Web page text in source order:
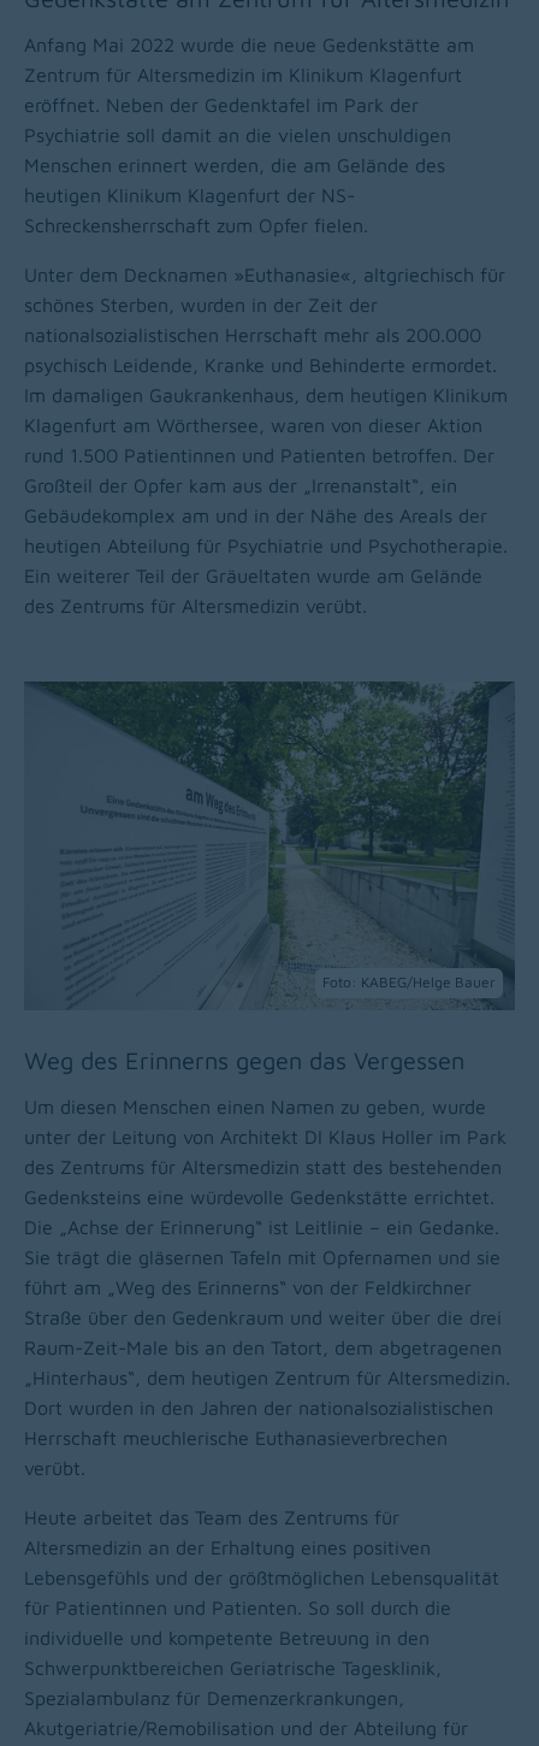
Anfang Mai 2022 wurde die neue Gedenkstätte am
Zentrum für Altersmedizin im Klinikum Klagenfurt
eröffnet. Neben der Gedenktafel im Park der
Psychiatrie soll damit an die vielen unschuldigen
Menschen erinnert werden, die am Gelände des
heutigen Klinikum Klagenfurt der NS-
Schreckensherrschaft zum Opfer fielen.
Unter dem Decknamen »Euthanasie«, altgriechisch für
schönes Sterben, wurden in der Zeit der
nationalsozialistischen Herrschaft mehr als 200.000
psychisch Leidende, Kranke und Behinderte ermordet.
Im damaligen Gaukrankenhaus, dem heutigen Klinikum
Klagenfurt am Wörthersee, waren von dieser Aktion
rund 1.500 Patientinnen und Patienten betroffen. Der
Großteil der Opfer kam aus der „Irrenanstalt“, ein
Gebäudekomplex am und in der Nähe des Areals der
heutigen Abteilung für Psychiatrie und Psychotherapie.
Ein weiterer Teil der Gräueltaten wurde am Gelände
des Zentrums für Altersmedizin verübt.
Foto: KABEG/Helge Bauer
Weg des Erinnerns gegen das Vergessen
Um diesen Menschen einen Namen zu geben, wurde
unter der Leitung von Architekt DI Klaus Holler im Park
des Zentrums für Altersmedizin statt des bestehenden
Gedenksteins eine würdevolle Gedenkstätte errichtet.
Die „Achse der Erinnerung“ ist Leitlinie – ein Gedanke.
Sie trägt die gläsernen Tafeln mit Opfernamen und sie
führt am „Weg des Erinnerns“ von der Feldkirchner
Straße über den Gedenkraum und weiter über die drei
Raum-Zeit-Male bis an den Tatort, dem abgetragenen
„Hinterhaus“, dem heutigen Zentrum für Altersmedizin.
Dort wurden in den Jahren der nationalsozialistischen
Herrschaft meuchlerische Euthanasieverbrechen
verübt.
Heute arbeitet das Team des Zentrums für
Altersmedizin an der Erhaltung eines positiven
Lebensgefühls und der größtmöglichen Lebensqualität
für Patientinnen und Patienten. So soll durch die
individuelle und kompetente Betreuung in den
Schwerpunktbereichen Geriatrische Tagesklinik,
Spezialambulanz für Demenzerkrankungen,
Akutgeriatrie/Remobilisation und der Abteilung für